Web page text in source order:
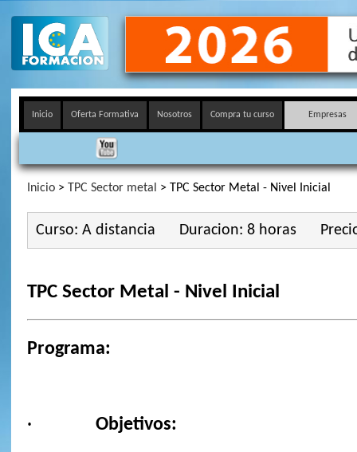
Inicio Oferta Formativa Nosotros Compra tu curso Empresas
Inicio> TPC Sector metal > TPC Sector Metal - Nivel Inicial
Curso: A distancia Duracion: 8 horas
TPC Sector Metal - Nivel Inicial
Programa:
· Objetivos: